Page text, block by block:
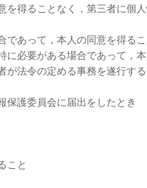
得ることなく，第三者に
あって，本人の同意を得る
必要がある場合であって，
法令の定める事務を遂行
保護委員会に届出をしたとき
こと